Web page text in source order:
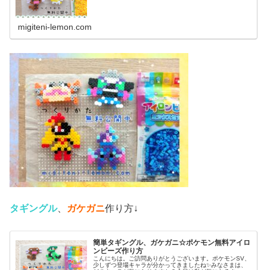
migiteni-lemon.com
タギングル、 ガケガニ作り方↓
簡単タギングル、ガケガニ☆ポケモン無料アイロ
ンビーズ作り方
こんにちは。ご訪問ありがとうございます。ポケモンSV、
少しずつ登場キャラが分かってきましたね✨みなさまは、